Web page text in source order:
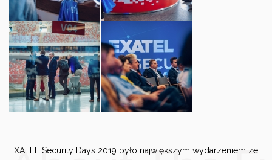
EXATEL Security Days 2019 było największym wydarzeniem ze